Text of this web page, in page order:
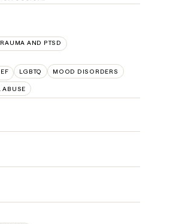
AND PTSD
LGBTQ MOOD DISORDERS
ABUSE